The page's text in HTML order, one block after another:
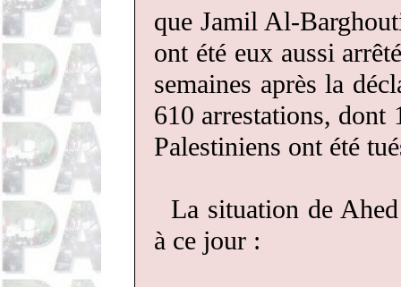
que Jamil Al-
ont été eux aussi
semaines après la
610 arrestations, dont
Palestiniens ont été
La situation de
à ce jour :